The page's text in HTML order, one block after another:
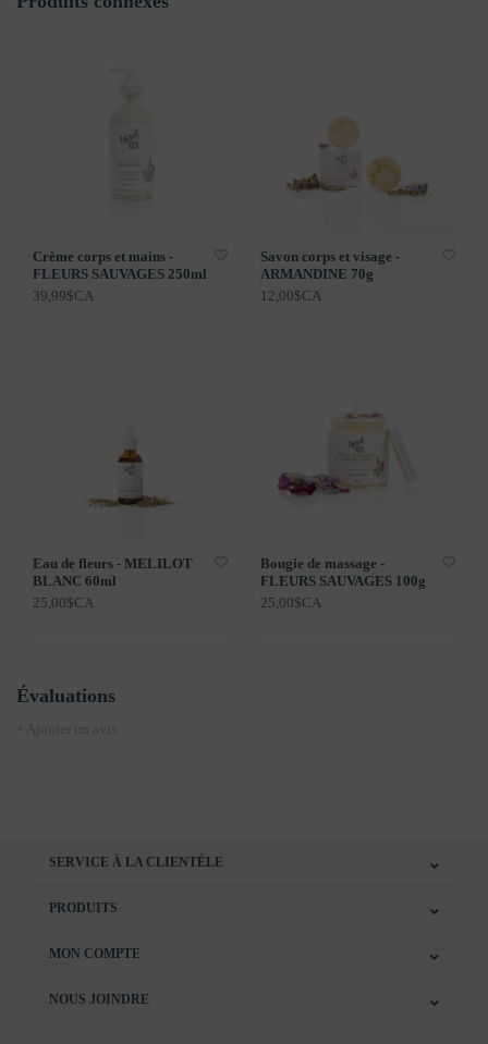
Crème corps et mains -
FLEURS SAUVAGES 250ml
39,99$CA
Savon corps et visage -
ARMANDINE 70g
12,00$CA
Eau de fleurs - MELILOT
BLANC 60ml
25,00$CA
Bougie de massage -
FLEURS SAUVAGES 100g
25,00$CA
Évaluations
+ Ajouter un avis
SERVICE À LA CLIENTÈLE
PRODUITS
MON COMPTE
NOUS JOINDRE